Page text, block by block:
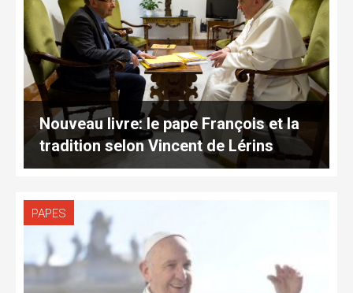
Nouveau livre: le pape François et la
tradition selon Vincent de Lérins
PAPES